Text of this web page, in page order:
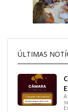
ÚLTIMAS